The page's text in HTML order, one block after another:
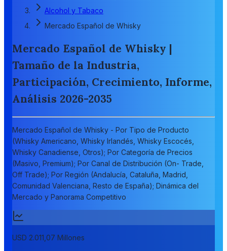
Alcohol y Tabaco
Mercado Español de Whisky
Mercado Español de Whisky |
Tamaño de la Industria,
Participación, Crecimiento, Informe,
Análisis 2026-2035
Mercado Español de Whisky - Por Tipo de Producto
(Whisky Americano, Whisky Irlandés, Whisky Escocés,
Whisky Canadiense, Otros); Por Categoría de Precios
(Masivo, Premium); Por Canal de Distribución (On- Trade,
Off Trade); Por Región (Andalucía, Cataluña, Madrid,
Comunidad Valenciana, Resto de España); Dinámica del
Mercado y Panorama Competitivo
USD 2.011,07 Millones